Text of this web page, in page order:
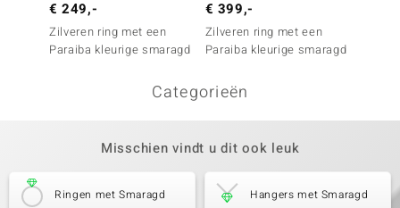
€ 249,-
Zilveren ring met een
Paraiba kleurige smaragd
€ 399,-
Zilveren ring met een
Paraiba kleurige smaragd
Categorieën
Misschien vindt u dit ook leuk
Ringen met Smaragd Hangers met Smaragd